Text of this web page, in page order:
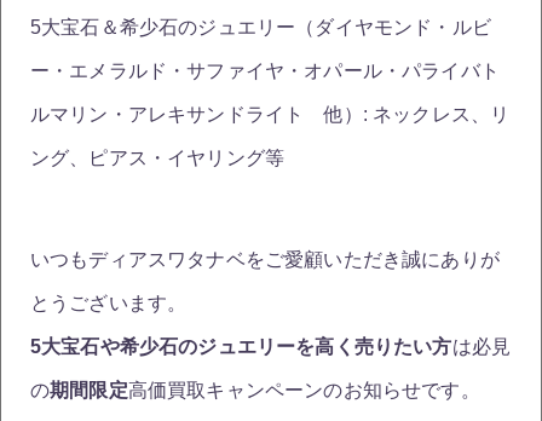
5大宝石＆希少石のジュエリー（ダイヤモンド・ルビ
ー・エメラルド・サファイヤ・オパール・パライバト
ルマリン・アレキサンドライト 他）: ネックレス、リ
ング、ピアス・イヤリング等
いつもディアスワタナベをご愛顧いただき誠にありが
とうございます。
5大宝石や希少石のジュエリーを高く売りたい方は必見
の期間限定高価買取キャンペーンのお知らせです。